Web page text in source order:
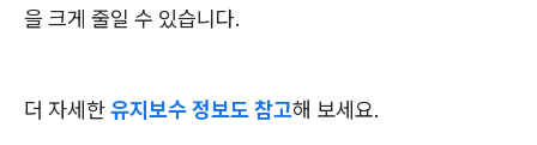
을 크게 줄일 수 있습니다.
더 자세한유지보수 정보도 참고해 보세요.